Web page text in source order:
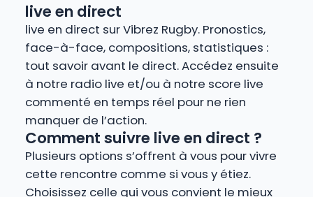
live en direct
live en direct sur Vibrez Rugby. Pronostics,
face-à-face, compositions, statistiques :
tout savoir avant le direct. Accédez ensuite
à notre radio live et/ou à notre score live
commenté en temps réel pour ne rien
manquer de l’action.
Comment suivre live en direct ?
Plusieurs options s’offrent à vous pour vivre
cette rencontre comme si vous y étiez.
Choisissez celle qui vous convient le mieux